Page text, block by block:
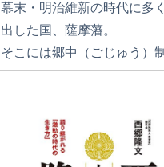
幕末・明治維新の時代に多
出した国、薩摩藩。
そこには郷中（ごじゅう）